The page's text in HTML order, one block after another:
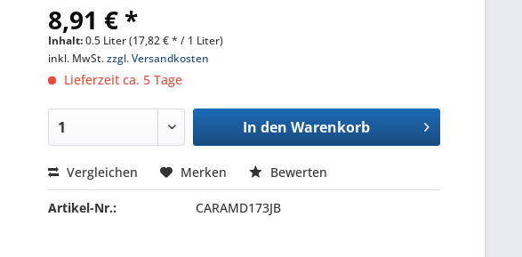
8,91 € *
Inhalt:0.5 Liter (17,82 € * / 1 Liter)
inkl. MwSt.zzgl. Versandkosten
Lieferzeit ca. 5 Tage
In den Warenkorb
Vergleichen Merken Bewerten
Artikel-Nr.: CARAMD173JB